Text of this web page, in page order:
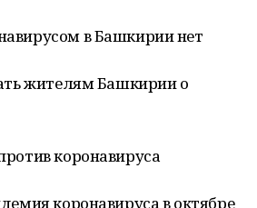
в Башкирии нет
жителям Башкирии о
коронавируса
коронавируса в октябре